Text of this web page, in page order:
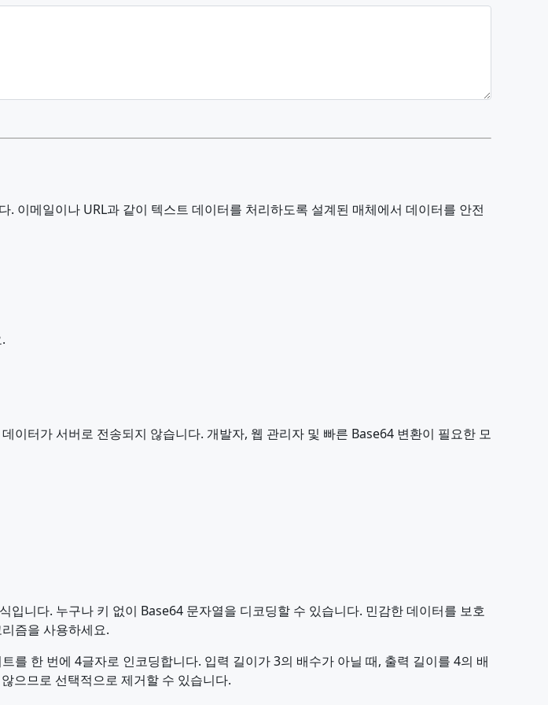
이메일이나 URL과 같이 텍스트 데이터를 처리하도록 설계된 매체에서 데이터를 안전
이터가 서버로 전송되지 않습니다. 개발자, 웹 관리자 및 빠른 Base64 변환이 필요한 모
입니다. 누구나 키 없이 Base64 문자열을 디코딩할 수 있습니다. 민감한 데이터를 보호
즘을 사용하세요.
를 한 번에 4글자로 인코딩합니다. 입력 길이가 3의 배수가 아닐 때, 출력 길이를 4의 배
으므로 선택적으로 제거할 수 있습니다.